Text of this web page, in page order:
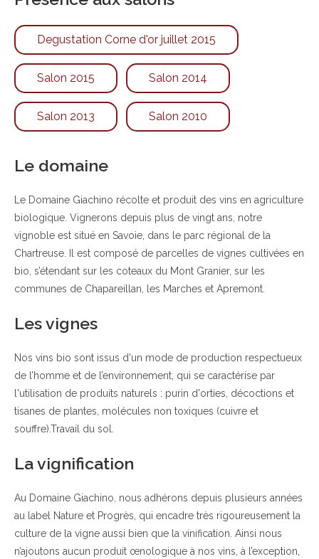
Degustation Corne d'or juillet 2015
Salon 2015 Salon 2014
Salon 2013 Salon 2010
Le domaine
Le Domaine Giachino récolte et produit des vins en agriculture
biologique. Vignerons depuis plus de vingt ans, notre
vignoble est situé en Savoie, dans le parc régional de la
Chartreuse. Il est composé de parcelles de vignes cultivées en
bio, s’étendant sur les coteaux du Mont Granier, sur les
communes de Chapareillan, les Marches et Apremont.
Les vignes
Nos vins bio sont issus d'un mode de production respectueux
de l’homme et de l’environnement, qui se caractérise par
l'utilisation de produits naturels : purin d'orties, décoctions et
tisanes de plantes, molécules non toxiques (cuivre et
souffre).Travail du sol.
La vignification
Au Domaine Giachino, nous adhérons depuis plusieurs années
au label Nature et Progrès, qui encadre très rigoureusement la
culture de la vigne aussi bien que la vinification. Ainsi nous
n’ajoutons aucun produit œnologique à nos vins, à l’exception,